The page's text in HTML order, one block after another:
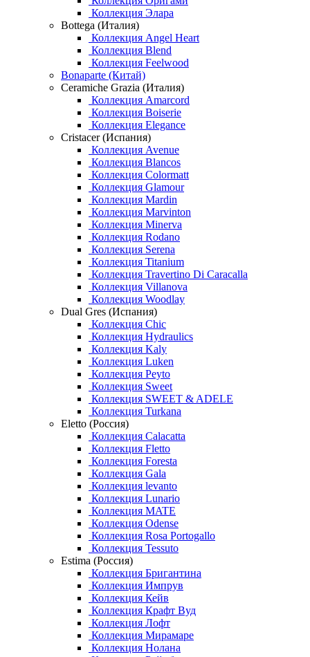
Коллекция Элара
Bottega (Италия)
Коллекция Angel Heart
Коллекция Blend
Коллекция Feelwood
Bonaparte (Китай)
Ceramiche Grazia (Италия)
Коллекция Amarcord
Коллекция Boiserie
Коллекция Elegance
Cristacer (Испания)
Коллекция Avenue
Коллекция Blancos
Коллекция Colormatt
Коллекция Glamour
Коллекция Mardin
Коллекция Marvinton
Коллекция Minerva
Коллекция Rodano
Коллекция Serena
Коллекция Titanium
Коллекция Travertino Di Caracalla
Коллекция Villanova
Коллекция Woodlay
Dual Gres (Испания)
Коллекция Chic
Коллекция Hydraulics
Коллекция Kaly
Коллекция Luken
Коллекция Peyto
Коллекция Sweet
Коллекция SWEET & ADELE
Коллекция Turkana
Eletto (Россия)
Коллекция Calacatta
Коллекция Fletto
Коллекция Foresta
Коллекция Gala
Коллекция levanto
Коллекция Lunario
Коллекция MATE
Коллекция Odense
Коллекция Rosa Portogallo
Коллекция Tessuto
Estima (Россия)
Коллекция Бригантина
Коллекция Импрув
Коллекция Кейв
Коллекция Крафт Вуд
Коллекция Лофт
Коллекция Мирамаре
Коллекция Нолана